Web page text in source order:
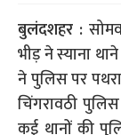
बुलंदशहर :
भीड़ ने स्याना
ने पुलिस पर
चिंगरावठी
कई थानों की